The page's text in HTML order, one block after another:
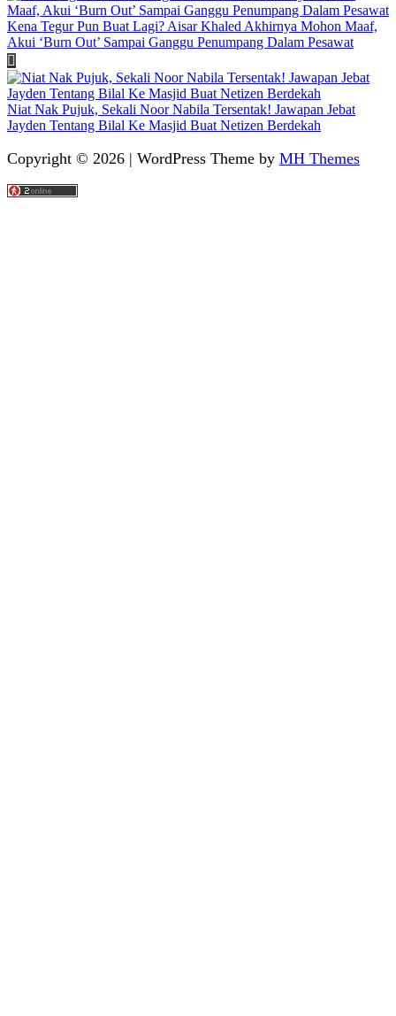
Kena Tegur Pun Buat Lagi? Aisar Khaled Akhirnya Mohon Maaf,
Akui ‘Burn Out’ Sampai Ganggu Penumpang Dalam Pesawat
Niat Nak Pujuk, Sekali Noor Nabila Tersentak! Jawapan Jebat
Jayden Tentang Bilal Ke Masjid Buat Netizen Berdekah
Copyright © 2026 | WordPress Theme by MH Themes